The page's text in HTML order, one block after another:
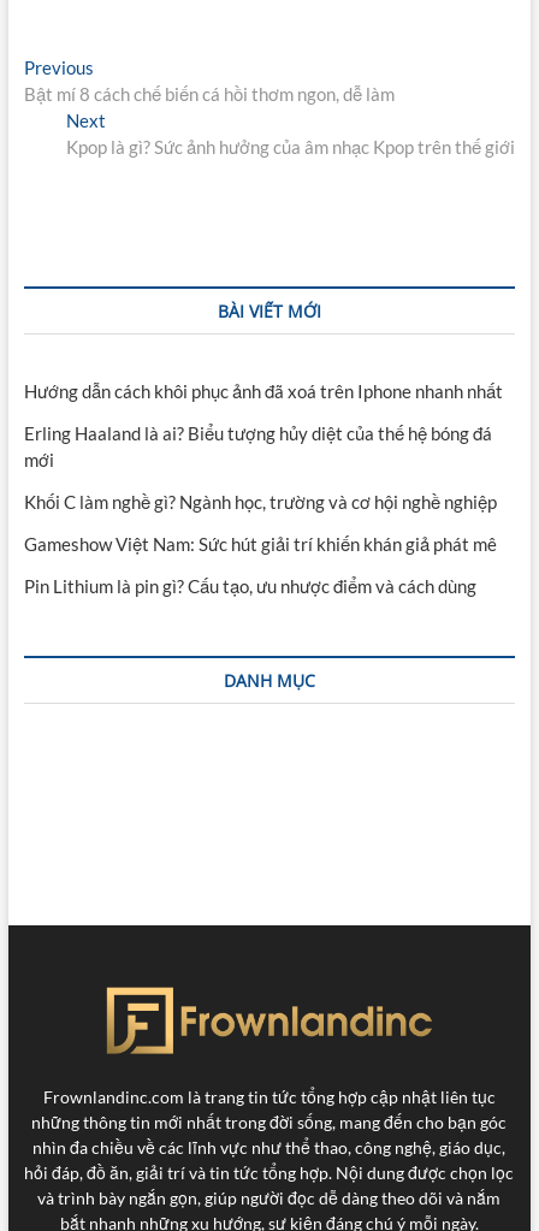
Điều
hướng
PreviousPrevious
post:
Bật mí 8 cách chế biến cá hồi thơm ngon, dễ làm
Next
post:
Kpop là gì? Sức ảnh hưởng của âm nhạc Kpop trên thế giới
BÀI VIẾT MỚI
Hướng dẫn cách khôi phục ảnh đã xoá trên Iphone nhanh nhất
Erling Haaland là ai? Biểu tượng hủy diệt của thế hệ bóng đá
mới
Khối C làm nghề gì? Ngành học, trường và cơ hội nghề nghiệp
Gameshow Việt Nam: Sức hút giải trí khiến khán giả phát mê
Pin Lithium là pin gì? Cấu tạo, ưu nhược điểm và cách dùng
DANH MỤC
Frownlandinc.com là trang tin tức tổng hợp cập nhật liên tục
những thông tin mới nhất trong đời sống, mang đến cho bạn góc
nhìn đa chiều về các lĩnh vực như thể thao, công nghệ, giáo dục,
hỏi đáp, đồ ăn, giải trí và tin tức tổng hợp. Nội dung được chọn lọc
và trình bày ngắn gọn, giúp người đọc dễ dàng theo dõi và nắm
bắt nhanh những xu hướng, sự kiện đáng chú ý mỗi ngày.